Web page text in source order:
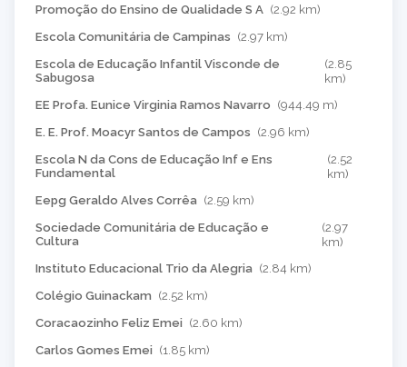
Promoção do Ensino de Qualidade S A (2.92 km)
Escola Comunitária de Campinas (2.97 km)
Escola de Educação Infantil Visconde de
Sabugosa
(2.85
km)
EE Profa. Eunice Virginia Ramos Navarro (944.49 m)
E. E. Prof. Moacyr Santos de Campos (2.96 km)
Escola N da Cons de Educação Inf e Ens
Fundamental
(2.52
km)
Eepg Geraldo Alves Corrêa (2.59 km)
Sociedade Comunitária de Educação e
Cultura
(2.97
km)
Instituto Educacional Trio da Alegria (2.84 km)
Colégio Guinackam (2.52 km)
Coracaozinho Feliz Emei (2.60 km)
Carlos Gomes Emei (1.85 km)